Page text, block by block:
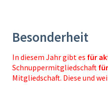
Besonderheit
In diesem Jahr gibt es für
Schnuppermitgliedschaft
Mitgliedschaft. Diese und